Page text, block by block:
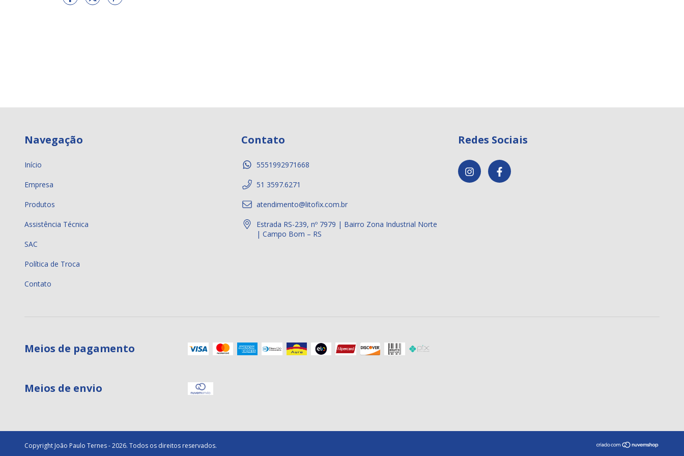
Navegação
Início
Empresa
Produtos
Assistência Técnica
SAC
Política de Troca
Contato
Contato
5551992971668
51 3597.6271
atendimento@litofix.com.br
Estrada RS-239, nº 7979 | Bairro Zona Industrial Norte
| Campo Bom – RS
Redes Sociais
Meios de pagamento
Meios de envio
Copyright João Paulo Ternes - 2026. Todos os direitos reservados.